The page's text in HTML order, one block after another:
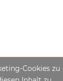
Cookies zu